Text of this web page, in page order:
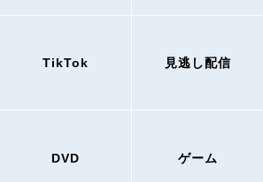
TikTok 見逃し配信
DVD ゲーム